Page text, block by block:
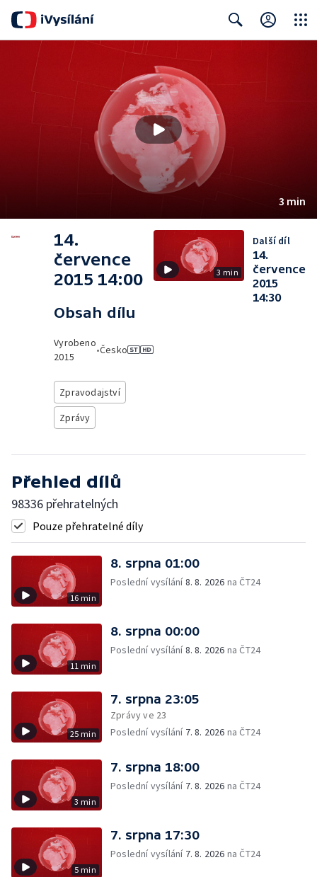
3 min
14.
července
2015 14:00
Obsah dílu
Vyrobeno
2015
•Česko
Zpravodajství
Zprávy
3 min
Další díl
14.
července
2015
14:30
Přehled dílů
98336 přehratelných
Pouze přehratelné díly
16 min
8. srpna 01:00
Poslední vysílání8. 8. 2026 na ČT24
11 min
8. srpna 00:00
Poslední vysílání8. 8. 2026 na ČT24
25 min
7. srpna 23:05
Zprávy ve 23
Poslední vysílání 7. 8. 2026 na ČT24
3 min
7. srpna 18:00
Poslední vysílání 7. 8. 2026 na ČT24
5 min
7. srpna 17:30
Poslední vysílání 7. 8. 2026 na ČT24